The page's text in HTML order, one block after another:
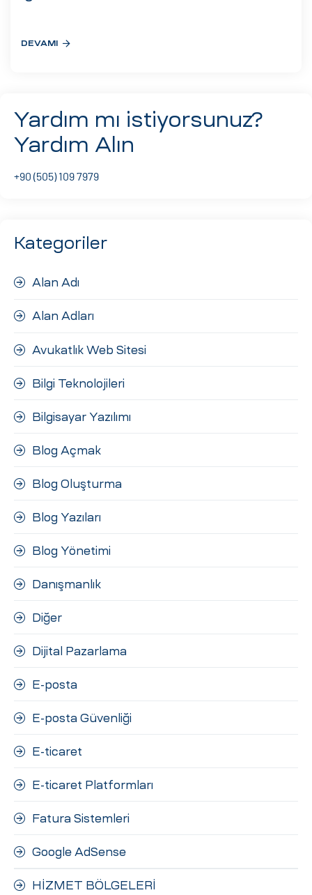
DEVAMI
Yardım mı istiyorsunuz?
Yardım Alın
+90 (505) 109 7979
Kategoriler
Alan Adı
Alan Adları
Avukatlık Web Sitesi
Bilgi Teknolojileri
Bilgisayar Yazılımı
Blog Açmak
Blog Oluşturma
Blog Yazıları
Blog Yönetimi
Danışmanlık
Diğer
Dijital Pazarlama
E-posta
E-posta Güvenliği
E-ticaret
E-ticaret Platformları
Fatura Sistemleri
Google AdSense
HİZMET BÖLGELERİ